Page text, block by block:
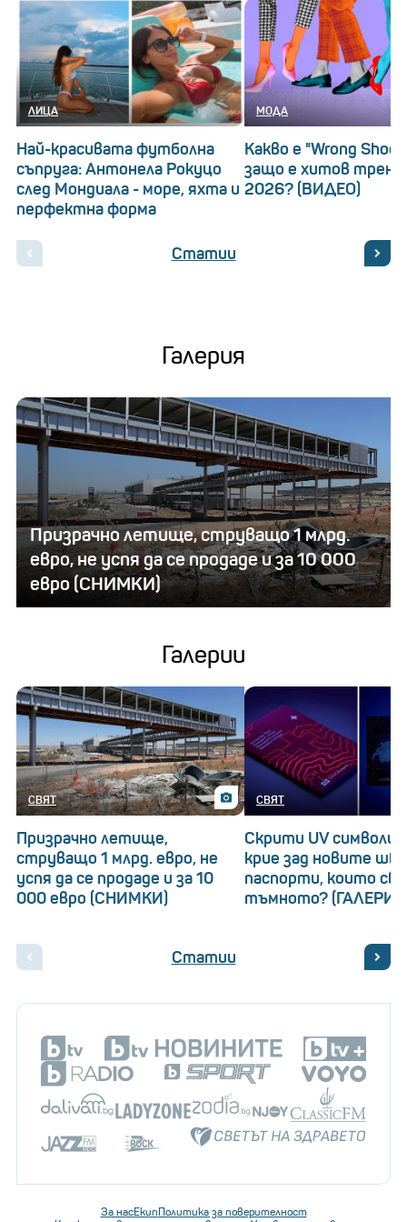
ЛИЦА
Най-красивата футболна
съпруга: Антонела Рокуцо
след Мондиала - море, яхта и
перфектна форма
МОДА
Какво е "Wrong Shoe
защо е хитов тренд
2026? (ВИДЕО)
Статии
Галерия
Призрачно летище, струващо 1 млрд.
евро, не успя да се продаде и за 10 000
евро (СНИМКИ)
Галерии
СВЯТ
Призрачно летище,
струващо 1 млрд. евро, не
успя да се продаде и за 10
000 евро (СНИМКИ)
СВЯТ
Скрити UV символи:
крие зад новите
паспорти, които
тъмното?
Статии
За насЕкипПолитика за поверителност